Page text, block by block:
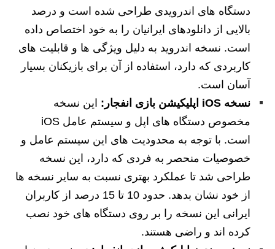
دستگاه های اندرویدی طراحی شده است و درصد
بالایی از دانلودهای ایرانیان را به خود اختصاص داده
است. نسخه اندروید به دلیل ویژگی ها و قابلیت های
کاربردی که دارد، استفاده از آن برای بازیکنان بسیار
آسان است.
نسخه iOS اپلیکیشن بازی انفجار:
این نسخه
مخصوص دستگاه های اپل و سیستم عامل iOS
است. با توجه به محدودیت های این سیستم عامل و
خصوصیات منحصر به فردی که دارد، این نسخه
طراحی شد تا عملکرد بهتری نسبت به سایر نسخه ها
از خود نشان بدهد. حدود 10 تا 15 درصد از کاربران
ایرانی این نسخه را بر روی دستگاه های خود نصب
کرده اند و راضی هستند.